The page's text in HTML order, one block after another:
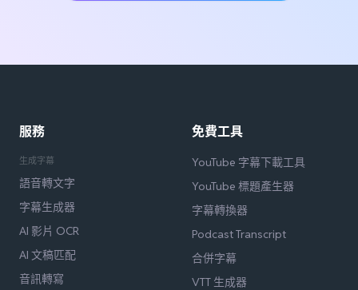
服務
生成字幕
語音轉文字
字幕生成器
AI 影片 OCR
AI 文稿匹配
音訊轉寫
免費工具
YouTube 字幕下載工具
YouTube 標題產生器
字幕轉換器
Podcast Transcript
合併字幕
VTT 生成器